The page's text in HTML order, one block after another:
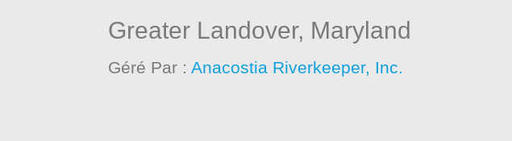
Greater Landover, Maryland
Géré Par :Anacostia Riverkeeper, Inc.